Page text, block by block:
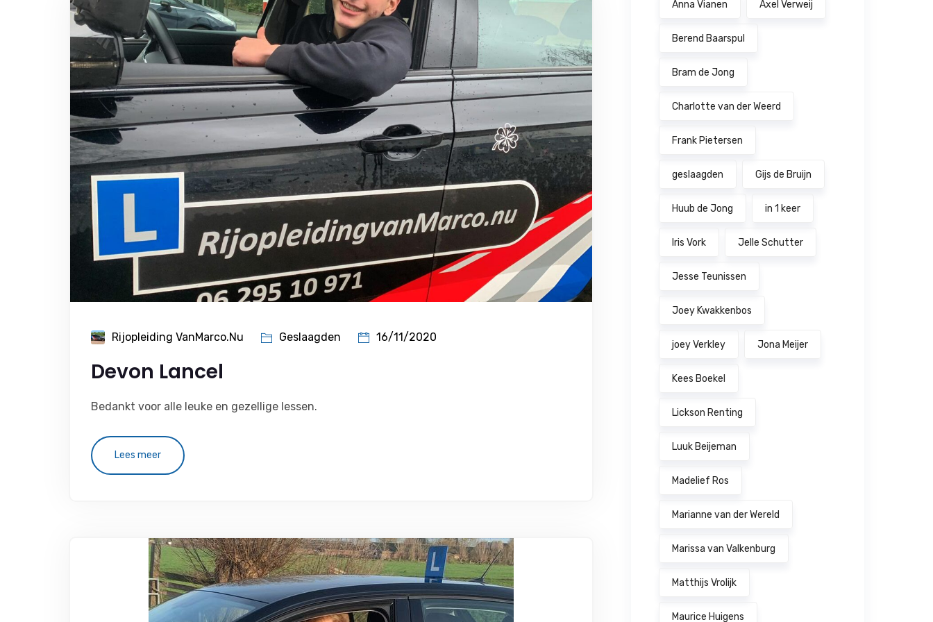
Rijopleiding VanMarco.nu Geslaagden 16/11/2020
Devon Lancel
Bedankt voor alle leuke en gezellige lessen.
Lees meer
Anna Vianen Axel Verweij
Berend Baarspul
Bram de Jong
Charlotte van der Weerd
Frank Pietersen
geslaagden Gijs de Bruijn
Huub de Jong in 1 keer
Iris Vork Jelle Schutter
Jesse Teunissen
Joey Kwakkenbos
joey Verkley Jona Meijer
Kees Boekel
Lickson Renting
Luuk Beijeman
Madelief Ros
Marianne van der Wereld
Marissa van Valkenburg
Matthijs Vrolijk
Maurice Huigens